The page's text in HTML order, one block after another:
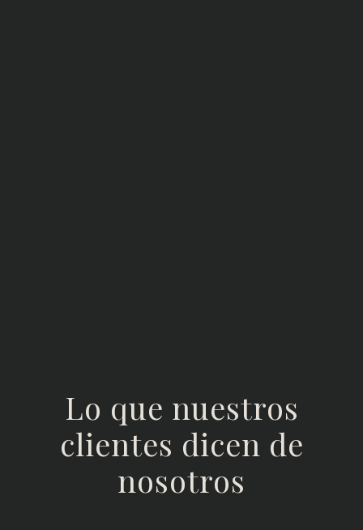
Lo que nuestros
clientes dicen de
nosotros